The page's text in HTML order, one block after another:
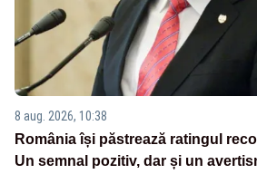
8 aug. 2026, 10:38
România își păstrează ratingul
Un semnal pozitiv, dar și un